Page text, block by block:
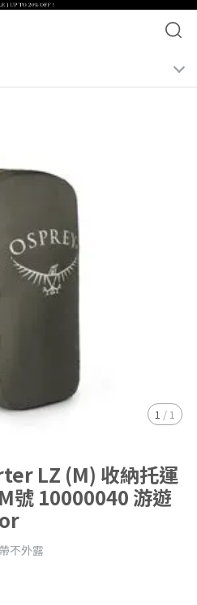
1 /1
LZ (M) 收納托運
號 10000040 游遊
不外露